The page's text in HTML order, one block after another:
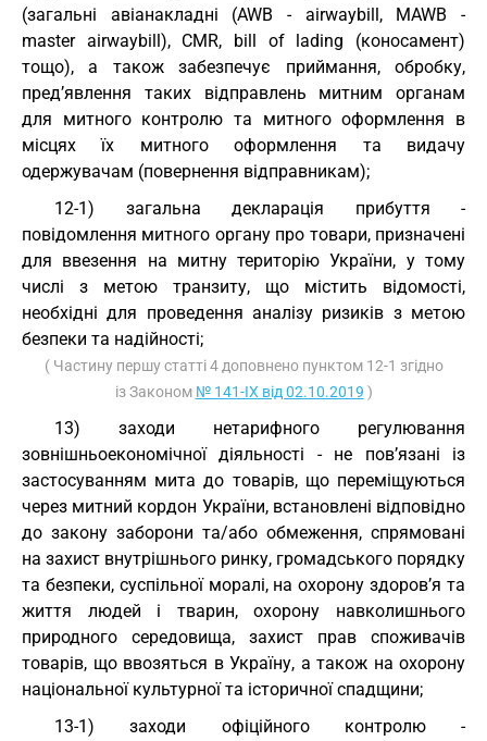
(загальні авіанакладні (AWB - airwaybill, MAWB -
master airwaybill), CMR, bill of lading (коносамент)
тощо), а також забезпечує приймання, обробку,
пред’явлення таких відправлень митним органам
для митного контролю та митного оформлення в
місцях їх митного оформлення та видачу
одержувачам (повернення відправникам);
12-1) загальна декларація прибуття -
повідомлення митного органу про товари, призначені
для ввезення на митну територію України, у тому
числі з метою транзиту, що містить відомості,
необхідні для проведення аналізу ризиків з метою
безпеки та надійності;
( Частину першу статті 4 доповнено пунктом 12-1 згідно
із Законом № 141-IX від 02.10.2019 )
13) заходи нетарифного регулювання
зовнішньоекономічної діяльності - не пов’язані із
застосуванням мита до товарів, що переміщуються
через митний кордон України, встановлені відповідно
до закону заборони та/або обмеження, спрямовані
на захист внутрішнього ринку, громадського порядку
та безпеки, суспільної моралі, на охорону здоров’я та
життя людей і тварин, охорону навколишнього
природного середовища, захист прав споживачів
товарів, що ввозяться в Україну, а також на охорону
національної культурної та історичної спадщини;
13-1) заходи офіційного контролю -